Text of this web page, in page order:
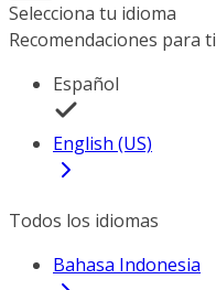
Selecciona tu idioma
Recomendaciones para ti
Español
English (US)
Todos los idiomas
Bahasa Indonesia